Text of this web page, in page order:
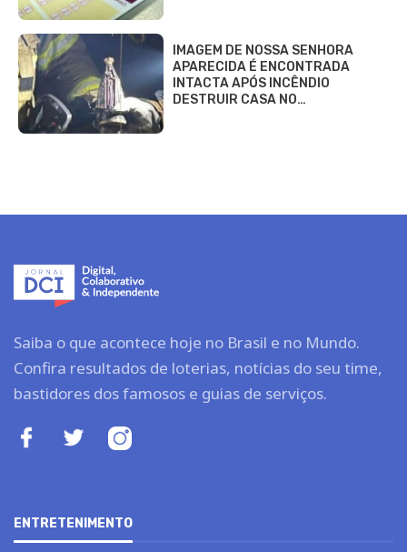
IMAGEM DE NOSSA SENHORA
APARECIDA É ENCONTRADA
INTACTA APÓS INCÊNDIO
DESTRUIR CASA NO…
Saiba o que acontece hoje no Brasil e no Mundo.
Confira resultados de loterias, notícias do seu time,
bastidores dos famosos e guias de serviços.
ENTRETENIMENTO